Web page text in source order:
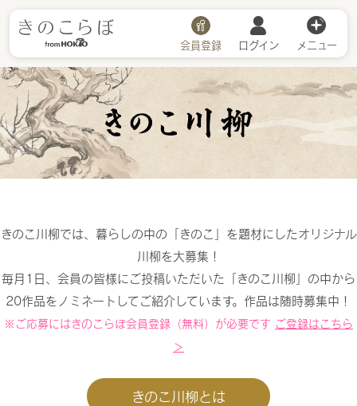
会員登録 ログイン メニュー
きのこ川柳
きのこ川柳では、暮らしの中の「きのこ」を題材にしたオリジナル
川柳を大募集！
毎月1日、会員の皆様にご投稿いただいた「きのこ川柳」の中から
20作品をノミネートしてご紹介しています。作品は随時募集中！
※ご応募にはきのこらぼ会員登録（無料）が必要です ご登録はこちら
＞
きのこ川柳とは